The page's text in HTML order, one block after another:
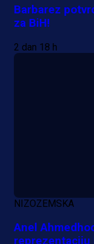
A Selekcija
Lukić
Barbarez
za BiH!
2 dan 18 h
NIZOZEMSKA
Anel
reprezentaciju